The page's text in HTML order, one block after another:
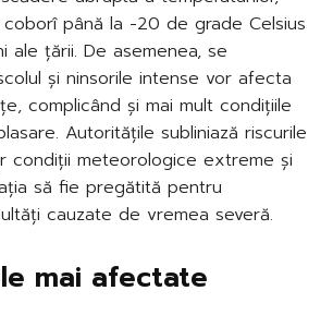
până la -20 de grade Celsius
ale țării. De asemenea, se
și ninsorile intense vor afecta
complicând și mai mult condițiile
Autoritățile subliniază riscurile
condiții meteorologice extreme și
să fie pregătită pentru
cauzate de vremea severă.
mai afectate